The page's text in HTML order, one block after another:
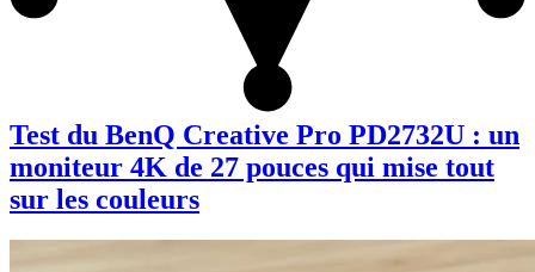
Test du BenQ Creative Pro PD2732U : un
moniteur 4K de 27 pouces qui mise tout
sur les couleurs